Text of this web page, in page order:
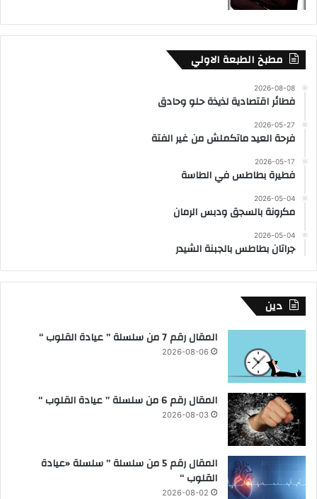
مطبخ الطبعة الاولي
2026-08-08
فطائر اقتصادية لذيذة حلو وحادق
2026-05-27
فرحة العيد ماتكملش من غير الفتة
2026-05-17
فطيرة بطاطس في الطاسة
2026-05-04
مكرونة بالسجق ودبس الرمان
2026-05-04
جراتان بطاطس بالجبنة الشيدر
دين
المقال رقم 7 من سلسلة ” عيادة القلوب “
2026-08-06
المقال رقم 6 من سلسلة ” عيادة القلوب “
2026-08-03
المقال رقم 5 من سلسلة ” سلسلة «عيادة
القلوب “
2026-08-02